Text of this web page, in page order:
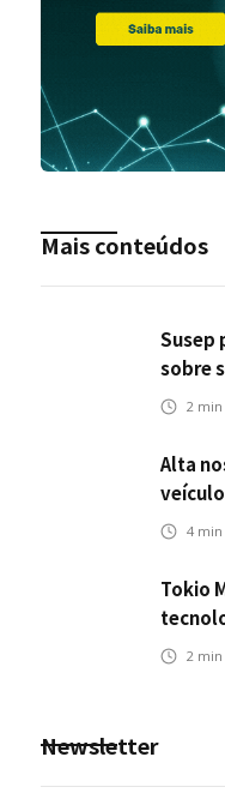
Mais conteúdos
Susep
sobre
riscos
2
Alta
4
Tokio
2
Newsletter